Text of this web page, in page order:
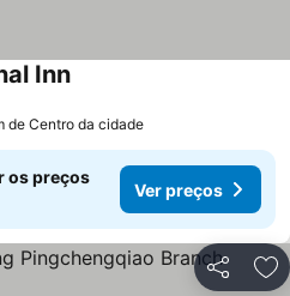
Inn
de Centro da cidade
os preços
Ver preços
Partilhar